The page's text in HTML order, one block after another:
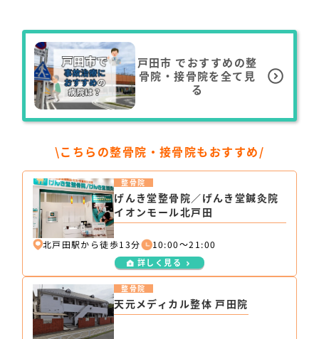
戸田市 でおすすめの整
骨院・接骨院を全て見
る
\こちらの整骨院・接骨院もおすすめ/
げんき堂整骨院／げんき堂鍼灸院
イオンモール北戸田
整骨院
北戸田駅から徒歩13分 10:00～21:00
詳しく見る
天元メディカル整体 戸田院
整骨院